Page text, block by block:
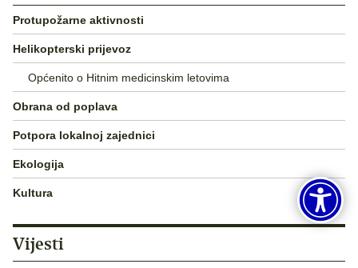
Protupožarne aktivnosti
Helikopterski prijevoz
Općenito o Hitnim medicinskim letovima
Obrana od poplava
Potpora lokalnoj zajednici
Ekologija
Kultura
Vijesti